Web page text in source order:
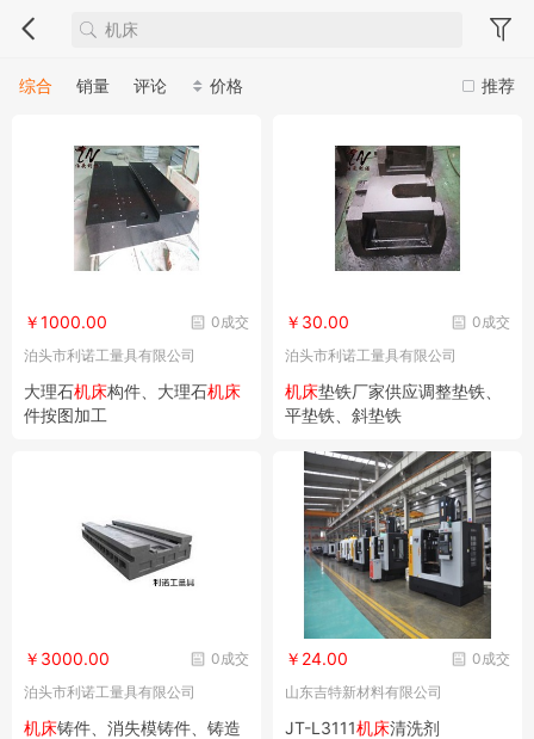
推荐
综合 销量 评论 价格
0成交
￥1000.00
泊头市利诺工量具有限公司
大理石机床构件、大理石机床
件按图加工
0成交
￥30.00
泊头市利诺工量具有限公司
机床垫铁厂家供应调整垫铁、
平垫铁、斜垫铁
0成交
￥3000.00
泊头市利诺工量具有限公司
机床铸件、消失模铸件、铸造
0成交
￥24.00
山东吉特新材料有限公司
JT-L3111机床清洗剂